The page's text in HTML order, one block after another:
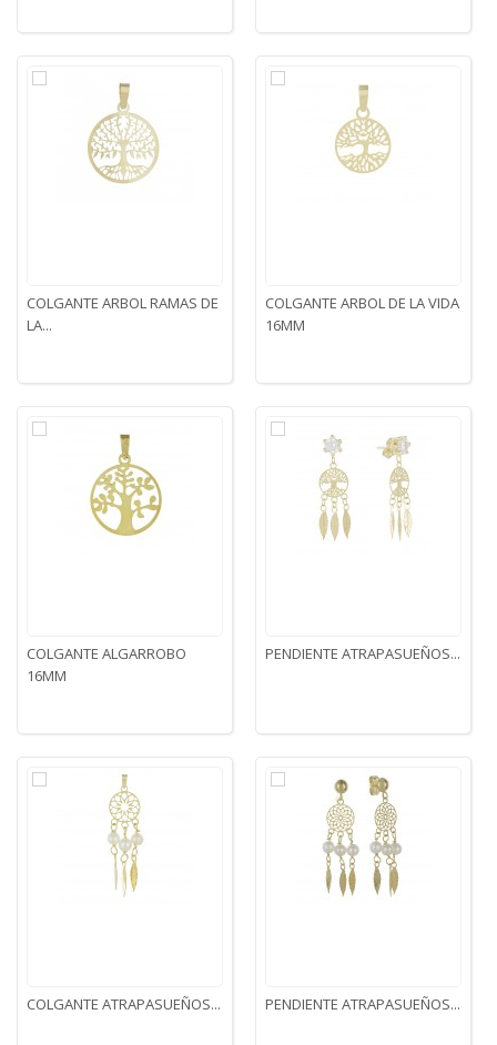
COLGANTE ARBOL RAMAS DE
LA...
COLGANTE ARBOL DE LA VIDA
16MM
COLGANTE ALGARROBO
16MM
PENDIENTE ATRAPASUEÑOS...
COLGANTE ATRAPASUEÑOS... PENDIENTE ATRAPASUEÑOS...